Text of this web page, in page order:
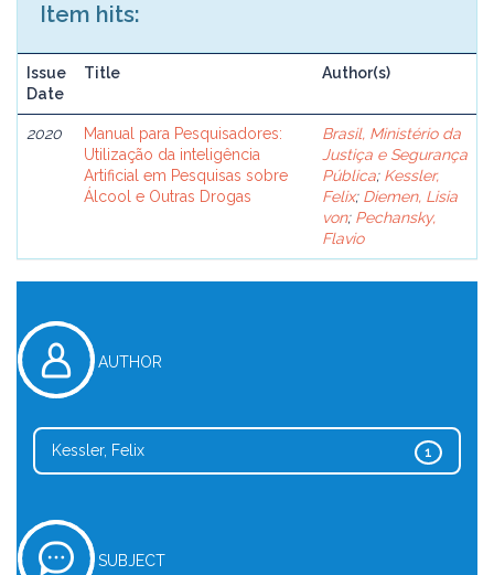
Item hits:
Issue
Date
Title Author(s)
2020
Manual para Pesquisadores:
Utilização da inteligência
Artificial em Pesquisas sobre
Álcool e Outras Drogas
Brasil, Ministério da
Justiça e Segurança
Pública; Kessler,
Felix; Diemen, Lisia
von; Pechansky,
Flavio
AUTHOR
1
Kessler, Felix
SUBJECT